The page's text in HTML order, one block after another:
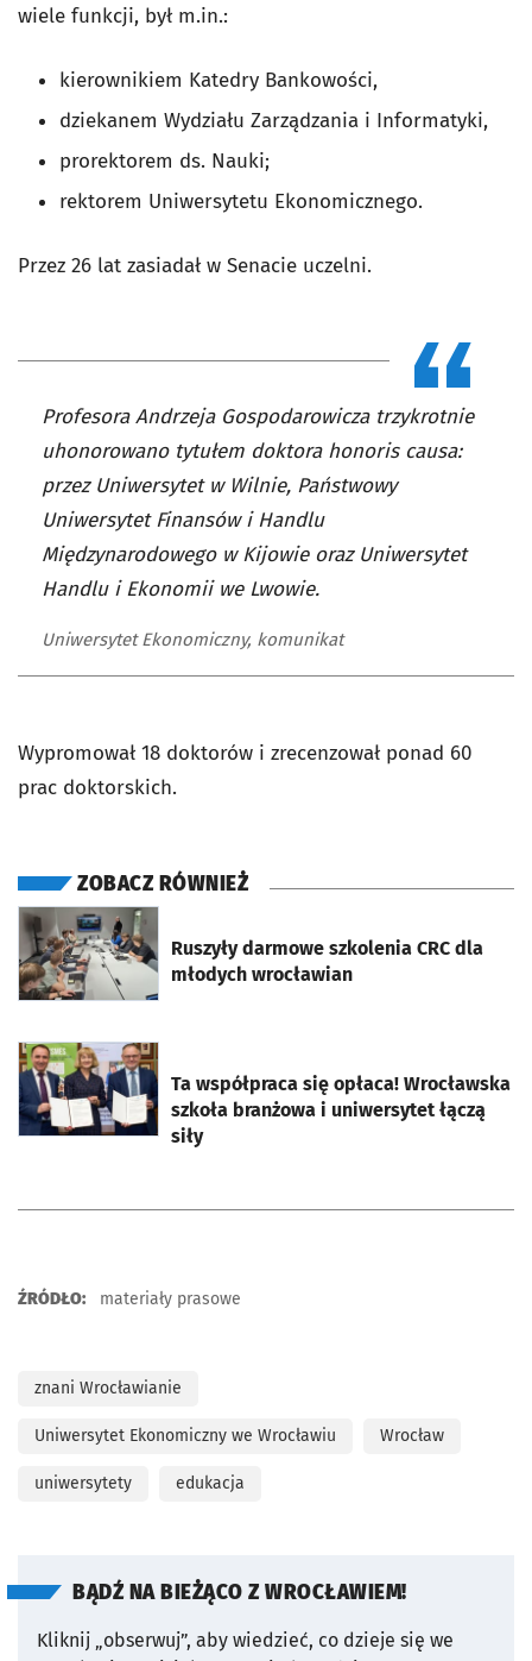
wiele funkcji, był m.in.:
kierownikiem Katedry Bankowości,
dziekanem Wydziału Zarządzania i Informatyki,
prorektorem ds. Nauki;
rektorem Uniwersytetu Ekonomicznego.
Przez 26 lat zasiadał w Senacie uczelni.
Profesora Andrzeja Gospodarowicza trzykrotnie
uhonorowano tytułem doktora honoris causa:
przez Uniwersytet w Wilnie, Państwowy
Uniwersytet Finansów i Handlu
Międzynarodowego w Kijowie oraz Uniwersytet
Handlu i Ekonomii we Lwowie.
Uniwersytet Ekonomiczny, komunikat
Wypromował 18 doktorów i zrecenzował ponad 60
prac doktorskich.
ZOBACZ RÓWNIEŻ
Ruszyły darmowe szkolenia CRC dla
młodych wrocławian
otworzy się w nowej karcie
Ta współpraca się opłaca! Wrocławska
szkoła branżowa i uniwersytet łączą
siły
otworzy się w nowej karcie
ŹRÓDŁO: materiały prasowe
znani Wrocławianie
Uniwersytet Ekonomiczny we Wrocławiu Wrocław
uniwersytety edukacja
BĄDŹ NA BIEŻĄCO Z WROCŁAWIEM!
Kliknij „obserwuj”, aby wiedzieć, co dzieje się we